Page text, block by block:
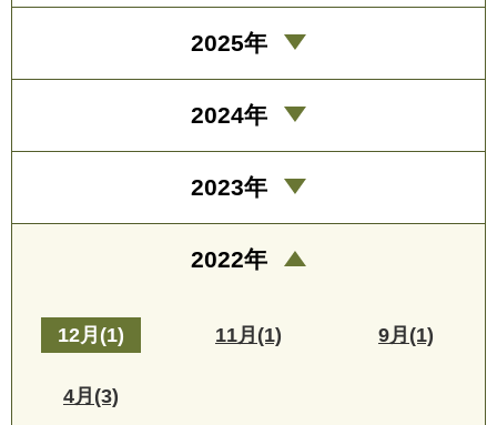
2025年
2024年
2023年
2022年
12月(1) 11月(1) 9月(1)
4月(3)